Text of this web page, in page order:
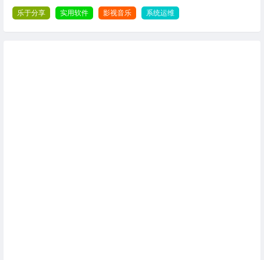
乐于分享 实用软件 影视音乐 系统运维